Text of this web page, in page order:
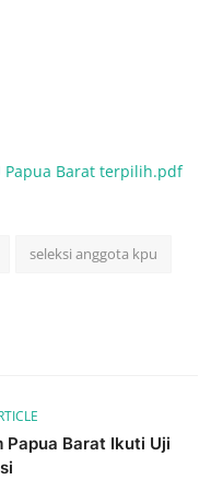
Papua Barat terpilih.pdf
seleksi anggota kpu
Papua Barat Ikuti Uji